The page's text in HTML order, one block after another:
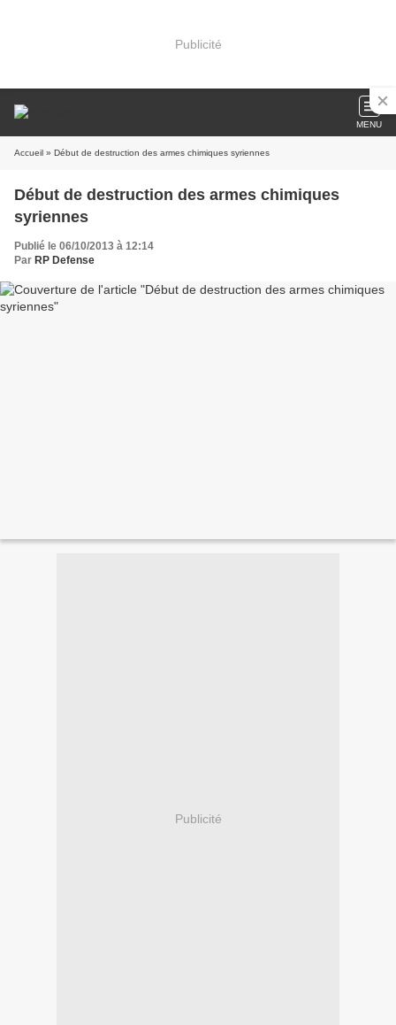
Publicité
MENU
Accueil » Début de destruction des armes chimiques syriennes
Début de destruction des armes chimiques
syriennes
Publié le 06/10/2013 à 12:14
Par RP Defense
Publicité